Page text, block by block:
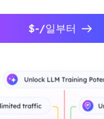
$-/일부터